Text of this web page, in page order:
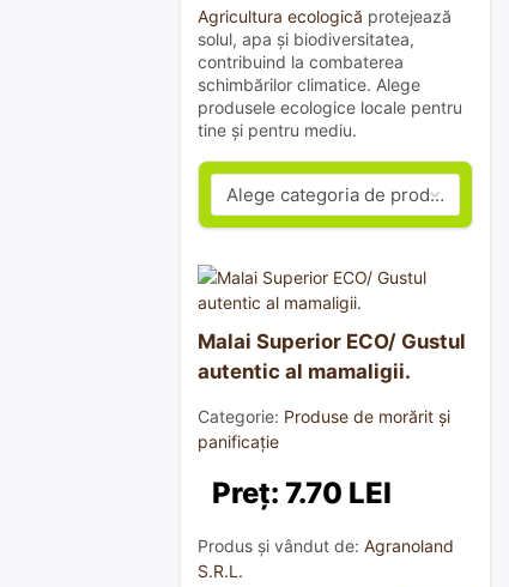
Agricultura ecologică protejează
solul, apa și biodiversitatea,
contribuind la combaterea
schimbărilor climatice. Alege
produsele ecologice locale pentru
tine și pentru mediu.
Malai Superior ECO/ Gustul
autentic al mamaligii.
Categorie: Produse de morărit și
panificație
Preț: 7.70 LEI
Produs și vândut de: Agranoland
S.R.L.